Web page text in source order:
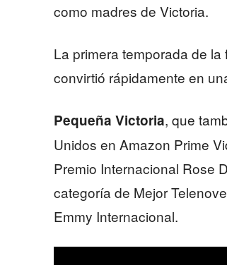
como madres de Victoria.
La primera temporada de
convirtió rápidamente en
Pequeña Victoria, que
Unidos en Amazon Prime
Premio Internacional Rose
categoría de Mejor
Emmy Internacional.